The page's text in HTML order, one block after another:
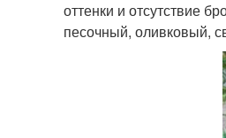
оттенки и отсутствие
песочный, оливковый,